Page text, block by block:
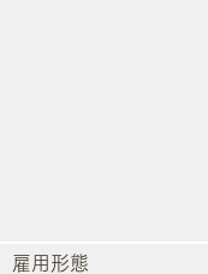
雇用形態